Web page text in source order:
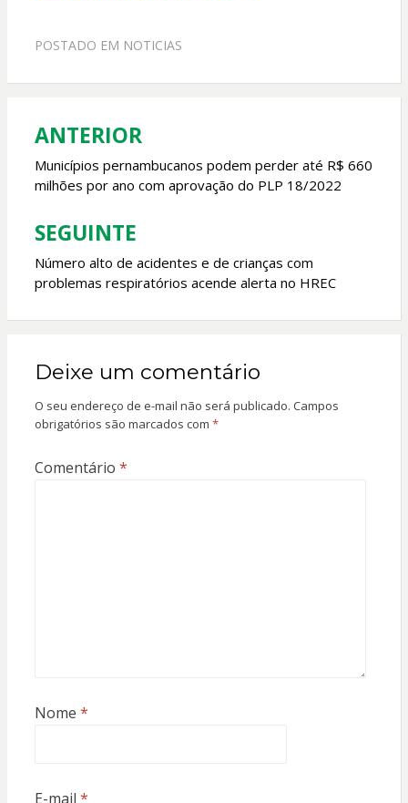
e
o
k
A
p
POSTADO EM NOTICIAS
Navegação
de
Post
ANTERIOR
Municípios pernambucanos podem perder até R$ 660
milhões por ano com aprovação do PLP 18/2022
SEGUINTE
Número alto de acidentes e de crianças com
problemas respiratórios acende alerta no HREC
Deixe um comentário
O seu endereço de e-mail não será publicado. Campos
obrigatórios são marcados com *
Comentário *
Nome *
E-mail *